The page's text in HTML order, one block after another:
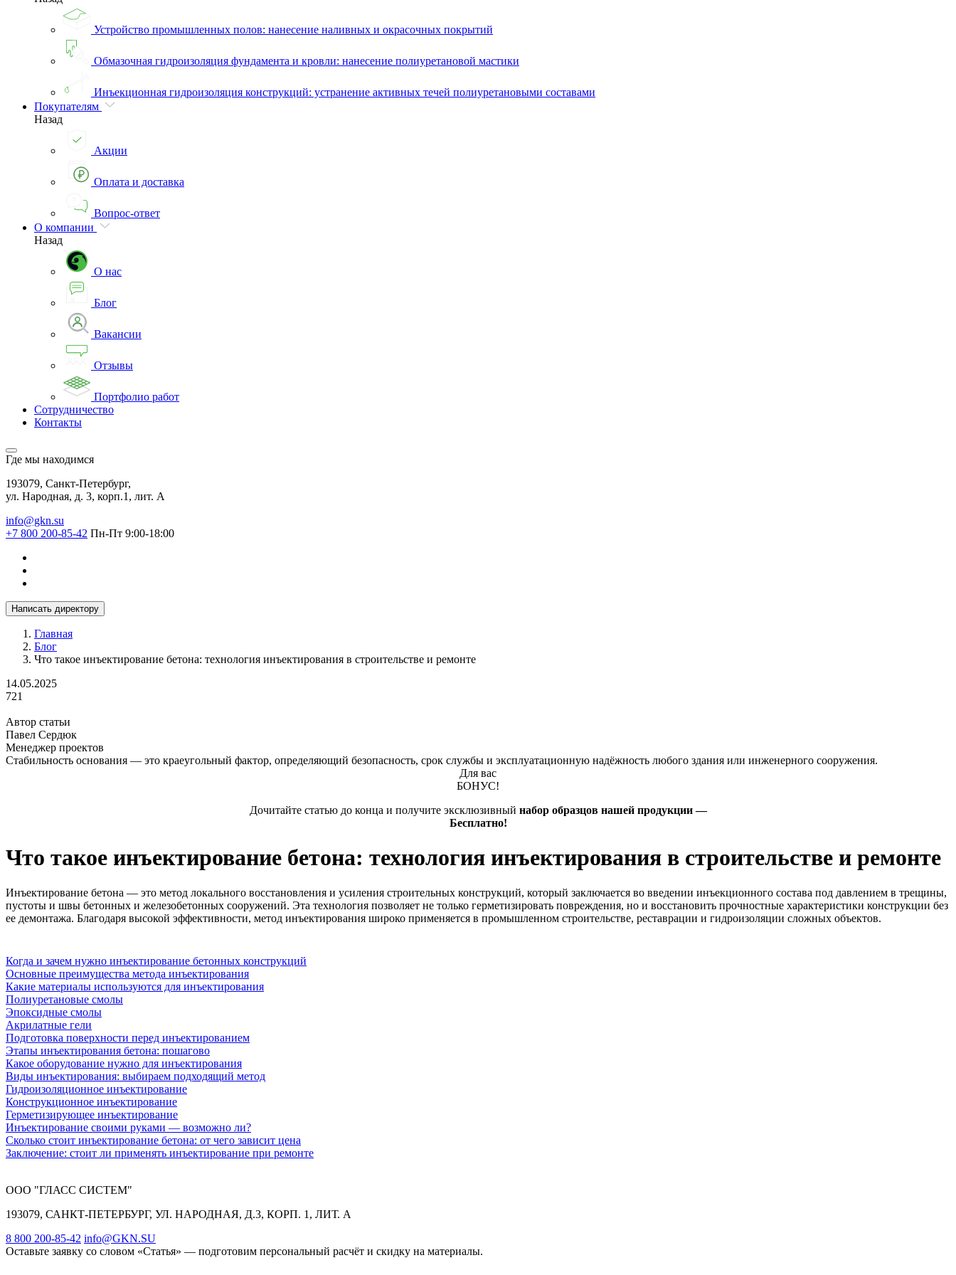
Устройство промышленных полов: нанесение наливных и окрасочных покрытий
Обмазочная гидроизоляция фундамента и кровли: нанесение полиуретановой мастики
Инъекционная гидроизоляция конструкций: устранение активных течей полиуретановыми составами
Покупателям
Назад
Акции
Оплата и доставка
Вопрос-ответ
О компании
Назад
О нас
Блог
Вакансии
Отзывы
Портфолио работ
Сотрудничество
Контакты
Где мы находимся
193079, Санкт-Петербург,
ул. Народная, д. 3, корп.1, лит. А
info@gkn.su
+7 800 200-85-42 Пн-Пт 9:00-18:00
Написать директору
Главная
Блог
Что такое инъектирование бетона: технология инъектирования в строительстве и ремонте
14.05.2025
721
Автор статьи
Павел Сердюк
Менеджер проектов
Стабильность основания — это краеугольный фактор, определяющий безопасность, срок службы и эксплуатационную надёжность любого здания или инженерного сооружения.
Для вас
БОНУС!
Дочитайте статью до конца и получите эксклюзивный набор образцов нашей продукции —
Бесплатно!
Что такое инъектирование бетона: технология инъектирования в строительстве и ремонте
Инъектирование бетона — это метод локального восстановления и усиления строительных конструкций, который заключается во введении инъекционного состава под давлением в трещины,
пустоты и швы бетонных и железобетонных сооружений. Эта технология позволяет не только герметизировать повреждения, но и восстановить прочностные характеристики конструкции без
ее демонтажа. Благодаря высокой эффективности, метод инъектирования широко применяется в промышленном строительстве, реставрации и гидроизоляции сложных объектов.
Когда и зачем нужно инъектирование бетонных конструкций
Основные преимущества метода инъектирования
Какие материалы используются для инъектирования
Полиуретановые смолы
Эпоксидные смолы
Акрилатные гели
Подготовка поверхности перед инъектированием
Этапы инъектирования бетона: пошагово
Какое оборудование нужно для инъектирования
Виды инъектирования: выбираем подходящий метод
Гидроизоляционное инъектирование
Конструкционное инъектирование
Герметизирующее инъектирование
Инъектирование своими руками — возможно ли?
Сколько стоит инъектирование бетона: от чего зависит цена
Заключение: стоит ли применять инъектирование при ремонте
ООО "ГЛАСС СИСТЕМ"
193079, САНКТ-ПЕТЕРБУРГ, УЛ. НАРОДНАЯ, Д.3, КОРП. 1, ЛИТ. А
8 800 200-85-42 info@GKN.SU
Оставьте заявку со словом «Статья» — подготовим персональный расчёт и скидку на материалы.